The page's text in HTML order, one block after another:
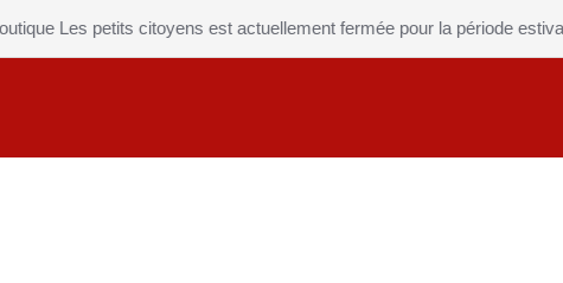
petits citoyens est actuellement fermée pour la période estivale.